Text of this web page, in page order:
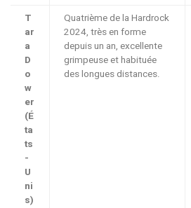
T
ar
a
D
o
w
er
(É
ta
ts
-
U
ni
s)
Quatrième de la Hardrock
2024, très en forme
depuis un an, excellente
grimpeuse et habituée
des longues distances.